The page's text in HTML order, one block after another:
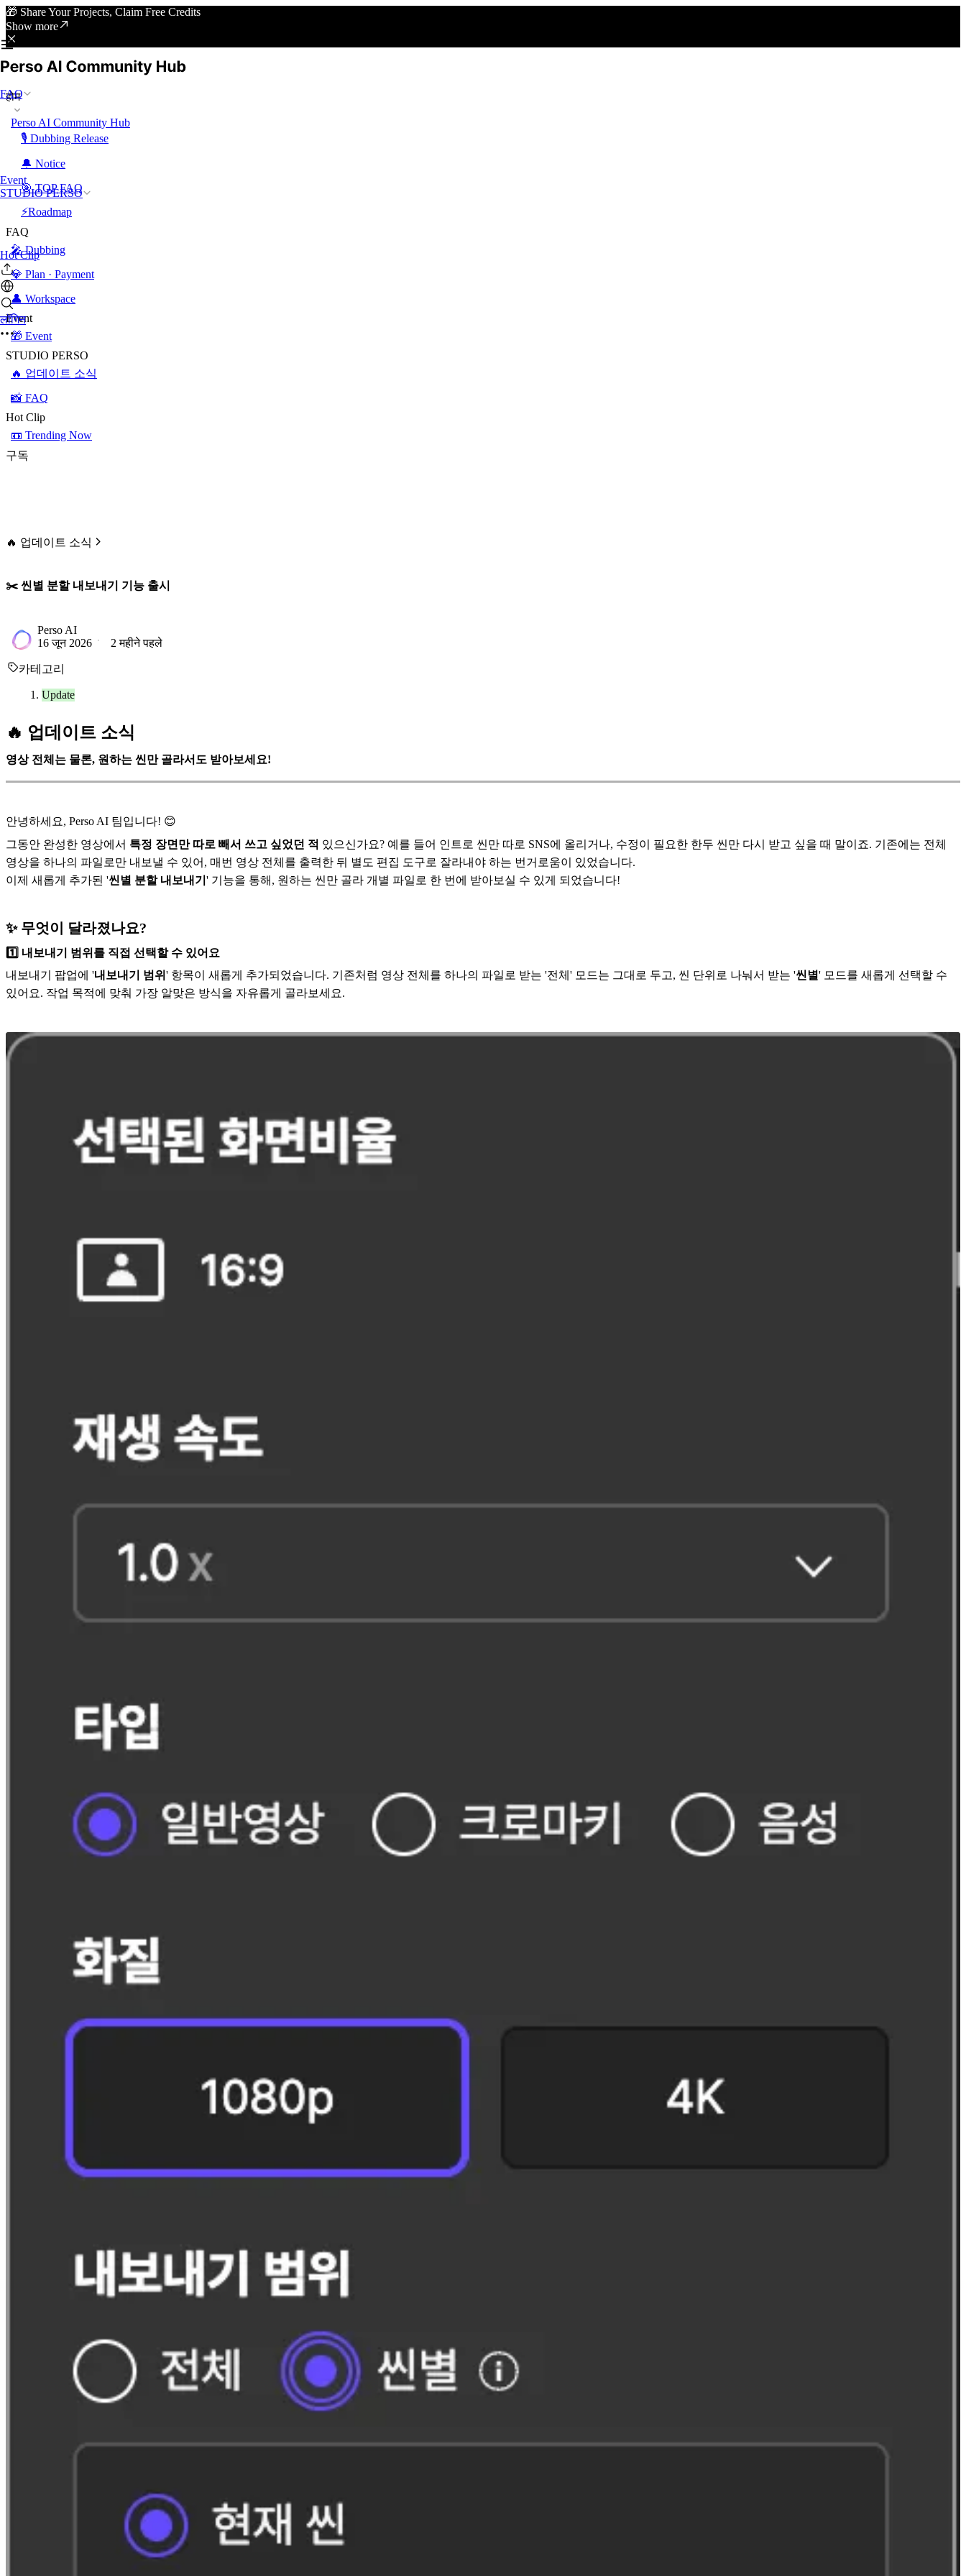
🎁 Share Your Projects, Claim Free Credits
Show more
FAQ
Event
STUDIO PERSO
Hot Clip
लॉगिन
होम
Perso AI Community Hub
🎙️ Dubbing Release
🔔 Notice
🎯 TOP FAQ
⚡Roadmap
FAQ
🎤 Dubbing
💎 Plan · Payment
👤 Workspace
Event
🎁 Event
STUDIO PERSO
🔥 업데이트 소식
📸 FAQ
Hot Clip
📼 Trending Now
구독
🔥 업데이트 소식
✂️ 씬별 분할 내보내기 기능 출시
Perso AI
16 जून 2026
2 महीने पहले
카테고리
Update
🔥 업데이트 소식
영상 전체는 물론, 원하는 씬만 골라서도 받아보세요!
안녕하세요, Perso AI 팀입니다! 😊
그동안 완성한 영상에서 특정 장면만 따로 빼서 쓰고 싶었던 적 있으신가요? 예를 들어 인트로 씬만 따로 SNS에 올리거나, 수정이 필요한 한두 씬만 다시 받고 싶을 때 말이죠. 기존에는 전체
영상을 하나의 파일로만 내보낼 수 있어, 매번 영상 전체를 출력한 뒤 별도 편집 도구로 잘라내야 하는 번거로움이 있었습니다.
이제 새롭게 추가된 '씬별 분할 내보내기 ' 기능을 통해, 원하는 씬만 골라 개별 파일로 한 번에 받아보실 수 있게 되었습니다!
✨ 무엇이 달라졌나요?
1️⃣ 내보내기 범위를 직접 선택할 수 있어요
내보내기 팝업에 '내보내기 범위 ' 항목이 새롭게 추가되었습니다. 기존처럼 영상 전체를 하나의 파일로 받는 '전체' 모드는 그대로 두고, 씬 단위로 나눠서 받는 '씬별' 모드를 새롭게 선택할 수
있어요. 작업 목적에 맞춰 가장 알맞은 방식을 자유롭게 골라보세요.